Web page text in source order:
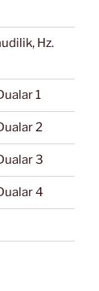
Hz.
1
2
3
4